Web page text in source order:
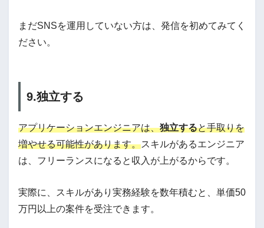
まだSNSを運用していない方は、発信を初めてみてく
ださい。
9.独立する
アプリケーションエンジニアは、独立すると手取りを
増やせる可能性があります。スキルがあるエンジニア
は、フリーランスになると収入が上がるからです。
実際に、スキルがあり実務経験を数年積むと、単価50
万円以上の案件を受注できます。